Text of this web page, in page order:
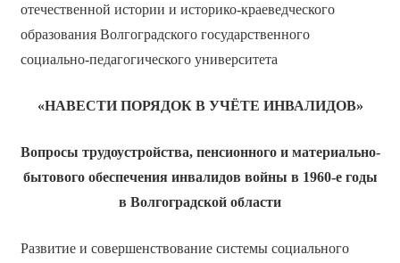
отечественной истории и историко-краеведческого
образования Волгоградского государственного
социально-педагогического университета
«НАВЕСТИ ПОРЯДОК В УЧЁТЕ ИНВАЛИДОВ»
Вопросы трудоустройства, пенсионного и материально-
бытового обеспечения инвалидов войны в 1960-е годы
в Волгоградской области
Развитие и совершенствование системы социального